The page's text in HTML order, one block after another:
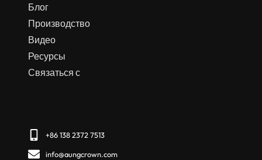
Блог
Производство
Видео
Ресурсы
Связаться с
+86 138 2372 7513
info@aungcrown.com